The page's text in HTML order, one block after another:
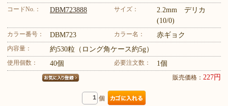
コードNo.： DBM723888 サイズ：
2.2mm デリカ
(10/0)
カラー番号： DBM723 カラー名： 赤ギョク
内容量： 約530粒（ロング角ケース約5g）
使用個数： 40個 必要注文数： 1個
販売価格： 227円
個